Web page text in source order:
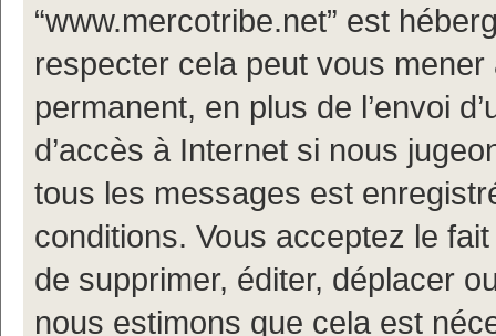
“www.mercotribe.net” est
respecter cela peut vous
permanent, en plus de l’envoi
d’accès à Internet si nous
tous les messages est
conditions. Vous acceptez le
de supprimer, éditer, déplacer
nous estimons que cela est